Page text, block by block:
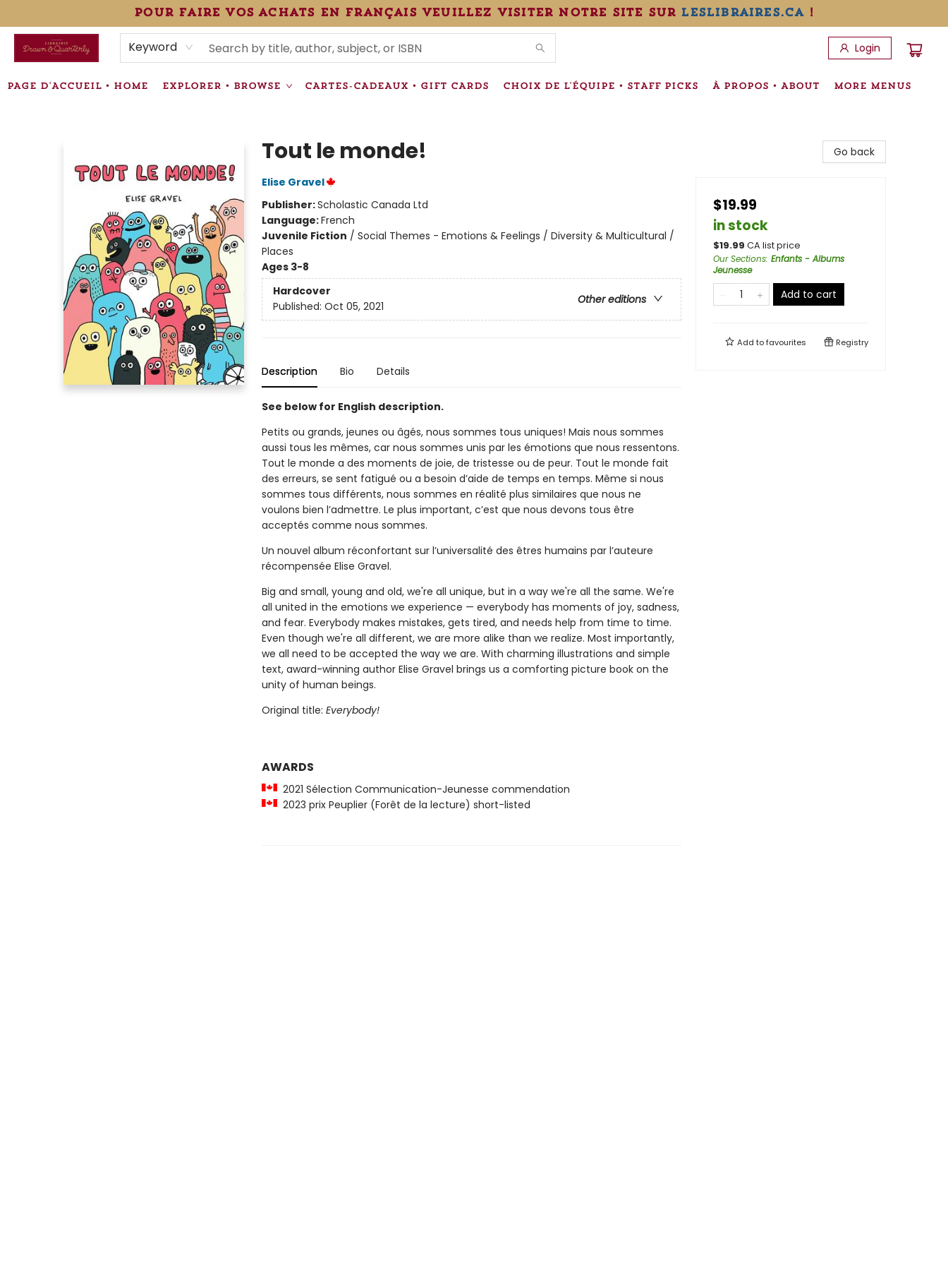
pour faire vos achats en français veuillez visiter notre site sur leslibraires.ca!
Keyword Login
PAGE D'ACCUEIL • HOME EXPLORER • BROWSE CARTES-CADEAUX • GIFT CARDS CHOIX DE L'ÉQUIPE • STAFF PICKS À PROPOS • ABOUT
ÉVÉNEMENTS • EVENTS
VENTES SPÉCIALISÉES • SPECIALTY SALES
INFORMATIONS SUPPLÉMENTAIRES TERMS & CONDITIONS
MORE MENUS
Tout le monde!
Elise Gravel
Publisher:Scholastic Canada Ltd
Language:French
Juvenile Fiction / Social Themes - Emotions & Feelings / Diversity & Multicultural /
Places
Ages 3-8
Hardcover
Other editions
Published: Oct 05, 2021
Description Bio Details
See below for English description.
Petits ou grands, jeunes ou âgés, nous sommes tous uniques! Mais nous sommes
aussi tous les mêmes, car nous sommes unis par les émotions que nous ressentons.
Tout le monde a des moments de joie, de tristesse ou de peur. Tout le monde fait
des erreurs, se sent fatigué ou a besoin d’aide de temps en temps. Même si nous
sommes tous différents, nous sommes en réalité plus similaires que nous ne
voulons bien l’admettre. Le plus important, c’est que nous devons tous être
acceptés comme nous sommes.
Un nouvel album réconfortant sur l’universalité des êtres humains par l’auteure
récompensée Elise Gravel.
Big and small, young and old, we're all unique, but in a way we're all the same. We're
all united in the emotions we experience — everybody has moments of joy, sadness,
and fear. Everybody makes mistakes, gets tired, and needs help from time to time.
Even though we're all different, we are more alike than we realize. Most importantly,
we all need to be accepted the way we are. With charming illustrations and simple
text, award-winning author Elise Gravel brings us a comforting picture book on the
unity of human beings.
Original title: Everybody!
AWARDS
2021 Sélection Communication-Jeunesse commendation
2023 prix Peuplier (Forêt de la lecture) short-listed
Go back
$19.99
in stock
$19.99 CA list price
Our Sections: Enfants - Albums
Jeunesse
Add to cart
Add tofavourites Registry